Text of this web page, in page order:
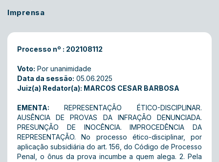
Imprensa
Processo nº : 202108112
Voto: Por unanimidade
Data da sessão: 05.06.2025
Juiz(a) Redator(a): MARCOS CESAR BARBOSA
EMENTA: REPRESENTAÇÃO ÉTICO-DISCIPLINAR.
AUSÊNCIA DE PROVAS DA INFRAÇÃO DENUNCIADA.
PRESUNÇÃO DE INOCÊNCIA. IMPROCEDÊNCIA DA
REPRESENTAÇÃO. No processo ético-disciplinar, por
aplicação subsidiária do art. 156, do Código de Processo
Penal, o ônus da prova incumbe a quem alega. 2. Pela